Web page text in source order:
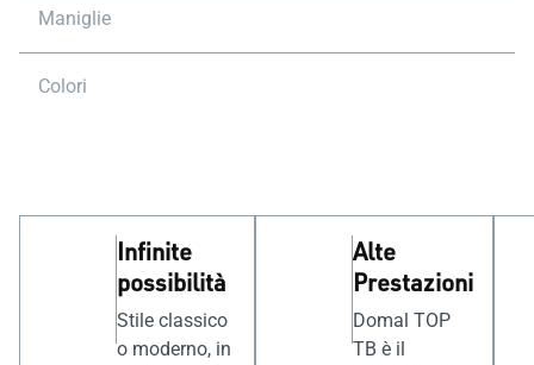
Maniglie
Colori
Infinite
possibilità
Stile classico
o moderno, in
Alte
Prestazioni
Domal TOP
TB è il